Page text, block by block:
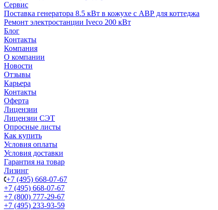
Сервис
Поставка генератора 8.5 кВт в кожухе с АВР для коттеджа
Ремонт электростанции Iveco 200 кВт
Блог
Контакты
Компания
О компании
Новости
Отзывы
Карьера
Контакты
Оферта
Лицензии
Лицензии СЭТ
Опросные листы
Как купить
Условия оплаты
Условия доставки
Гарантия на товар
Лизинг
+7 (495) 668-07-67
+7 (495) 668-07-67
+7 (800) 777-29-67
+7 (495) 233-93-59